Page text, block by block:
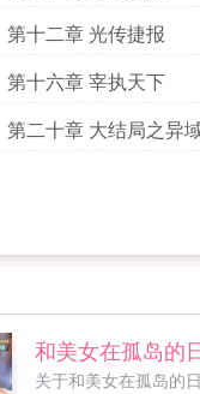
第十二章 光传捷报
第十六章 宰执天下
第二十章 大结局之异
和美女在孤岛的
关于和美女在孤岛的